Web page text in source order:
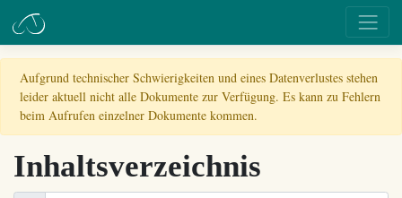
Aufgrund technischer Schwierigkeiten und eines Datenverlustes stehen
leider aktuell nicht alle Dokumente zur Verfügung. Es kann zu Fehlern
beim Aufrufen einzelner Dokumente kommen.
Inhaltsverzeichnis